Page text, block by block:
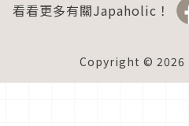
看看更多有關Japaholic！
Copyright © 2026